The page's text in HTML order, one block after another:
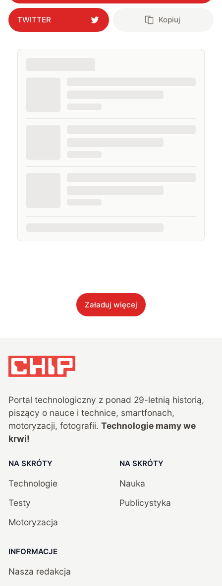
TWITTER Kopiuj
Załaduj więcej
Portal technologiczny z ponad 29-letnią historią,
piszący o nauce i technice, smartfonach,
motoryzacji, fotografii. Technologie mamy we
krwi!
NA SKRÓTY
Technologie
Testy
Motoryzacja
NA SKRÓTY
Nauka
Publicystyka
INFORMACJE
Nasza redakcja